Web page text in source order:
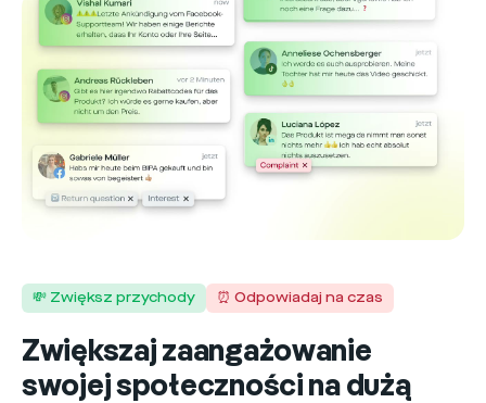
💸 Zwiększ przychody ⏰ Odpowiadaj na czas
Zwiększaj zaangażowanie
swojej społeczności na dużą